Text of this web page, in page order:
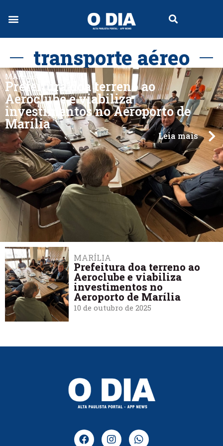
transporte aéreo
MARÍLIA
Prefeitura doa terreno ao
Aeroclube e viabiliza
investimentos no Aeroporto de
Marília
Leia mais
MARÍLIA
Prefeitura doa terreno ao
Aeroclube e viabiliza
investimentos no
Aeroporto de Marília
10 de outubro de 2025